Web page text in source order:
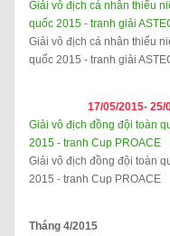
Giải vô địch cá nhân thiếu
quốc 2015 - tranh giải
Giải vô địch cá nhân thiếu
quốc 2015 - tranh giải
17/05/2015- 25/
Giải vô địch đồng đội toàn
2015 - tranh Cup PROACE
Giải vô địch đồng đội toàn
2015 - tranh Cup PROACE
Tháng 4/2015